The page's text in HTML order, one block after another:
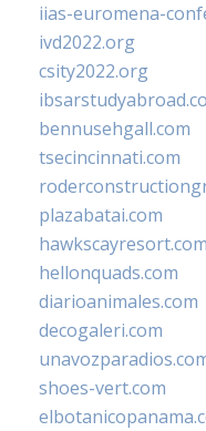
iias-euromena-
ivd2022.org
csity2022.org
bennusehgall.com
tsecincinnati.com
plazabatai.com
hawkscayresort.com
hellonquads.com
diarioanimales.com
decogaleri.com
shoes-vert.com